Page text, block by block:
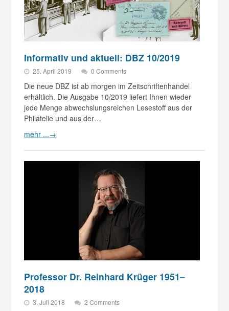
Informativ und aktuell: DBZ 10/2019
25. April 2019 0 Comments
Die neue DBZ ist ab morgen im Zeitschriftenhandel
erhältlich. Die Ausgabe 10/2019 liefert Ihnen wieder
jede Menge abwechslungsreichen Lesestoff aus der
Philatelie und aus der…
mehr ...→
Professor Dr. Reinhard Krüger 1951–
2018
3. Juli 2018 2 Comments